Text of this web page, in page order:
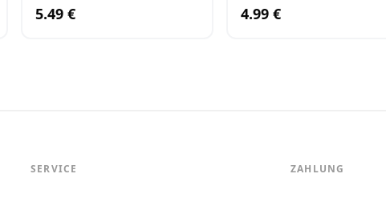
5.49 € 4.99 €
SERVICE ZAHLUNG